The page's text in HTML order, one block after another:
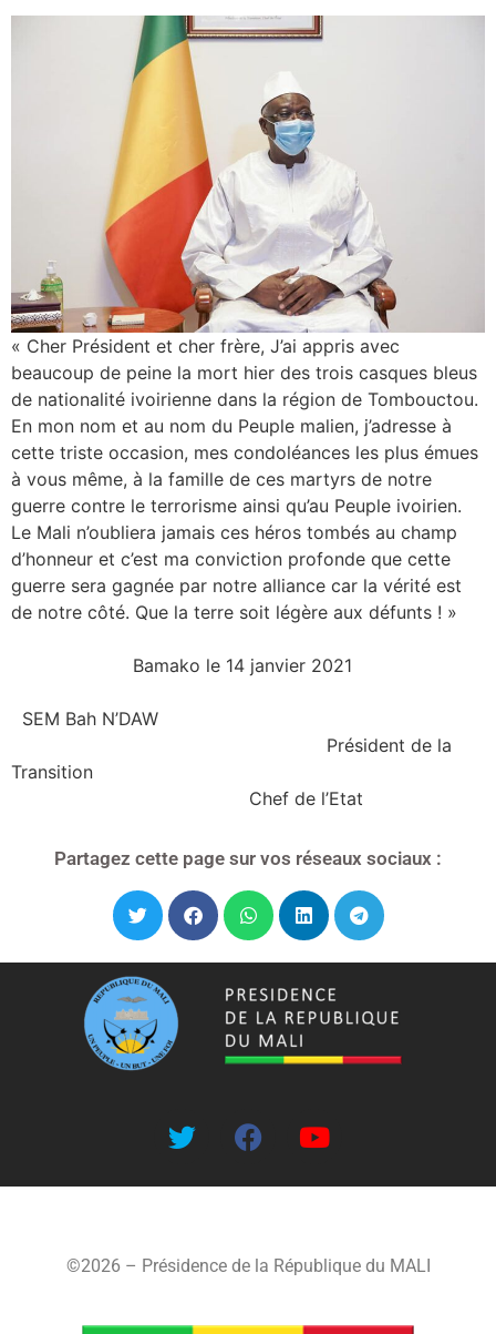
« Cher Président et cher frère, J’ai appris avec
beaucoup de peine la mort hier des trois casques bleus
de nationalité ivoirienne dans la région de Tombouctou.
En mon nom et au nom du Peuple malien, j’adresse à
cette triste occasion, mes condoléances les plus émues
à vous même, à la famille de ces martyrs de notre
guerre contre le terrorisme ainsi qu’au Peuple ivoirien.
Le Mali n’oubliera jamais ces héros tombés au champ
d’honneur et c’est ma conviction profonde que cette
guerre sera gagnée par notre alliance car la vérité est
de notre côté. Que la terre soit légère aux défunts ! »
Bamako le 14 janvier 2021
SEM Bah N’DAW
Président de la
Transition
Chef de l’Etat
Partagez cette page sur vos réseaux sociaux :
©2026 – Présidence de la République du MALI